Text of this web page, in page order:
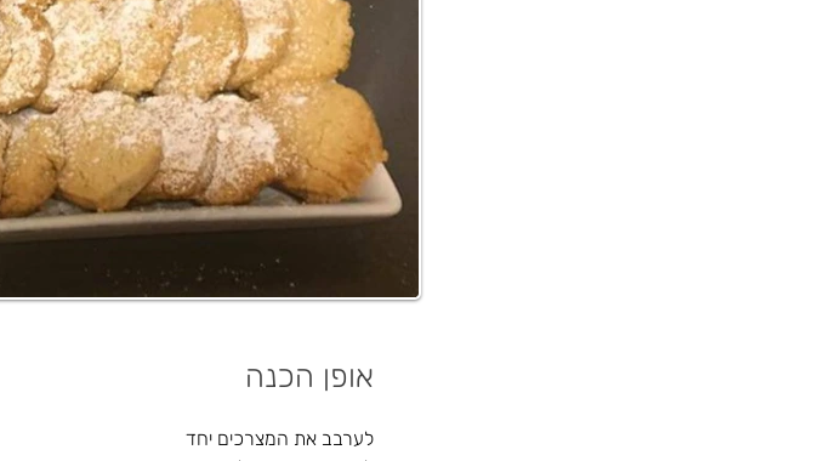
אופן הכנה
לערבב את המצרכים יחד